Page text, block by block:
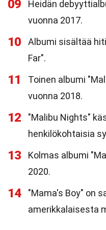
09
Heidän
vuonna 2017.
10
Albumi sisältää
Far".
11
Toinen albumi
vuonna 2018.
12
"Malibu Nights"
henkilökohtaisia
13
Kolmas albumi
2020.
14
"Mama's Boy" on
amerikkalaisesta